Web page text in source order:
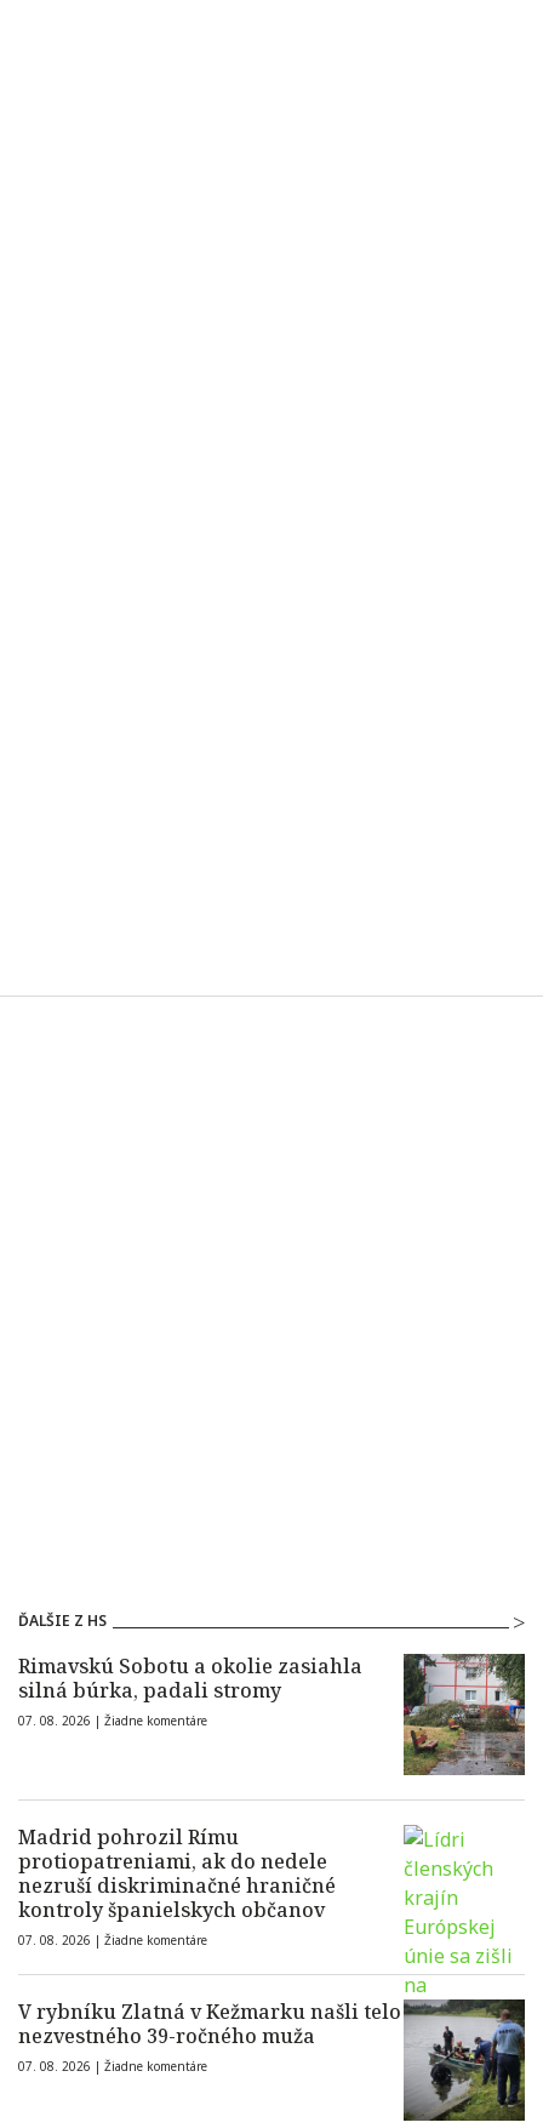
ĎALŠIE Z HS
Rimavskú Sobotu a okolie zasiahla
silná búrka, padali stromy
07. 08. 2026 | Žiadne komentáre
Madrid pohrozil Rímu
protiopatreniami, ak do nedele
nezruší diskriminačné hraničné
kontroly španielskych občanov
07. 08. 2026 | Žiadne komentáre
V rybníku Zlatná v Kežmarku našli telo
nezvestného 39-ročného muža
07. 08. 2026 | Žiadne komentáre